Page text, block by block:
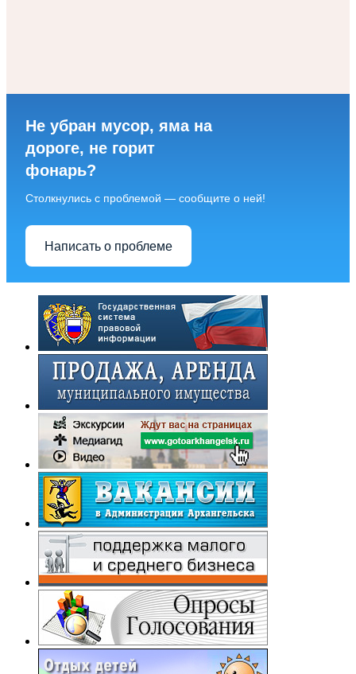
Не убран мусор, яма на
дороге, не горит
фонарь?
Столкнулись с проблемой — сообщите о ней!
Написать о проблеме